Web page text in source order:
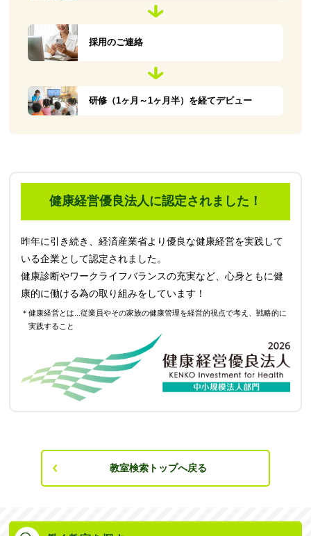
採用のご連絡
研修（1ヶ月～1ヶ月半）を経てデビュー
健康経営優良法人に認定されました！
昨年に引き続き、経済産業省より優良な健康経営を実践して
いる企業として認定されました。
健康診断やワークライフバランスの充実など、心身ともに健
康的に働ける為の取り組みをしています！
＊健康経営とは...従業員やその家族の健康管理を経営的視点で考え、戦略的に
実践すること
教室検索トップへ戻る